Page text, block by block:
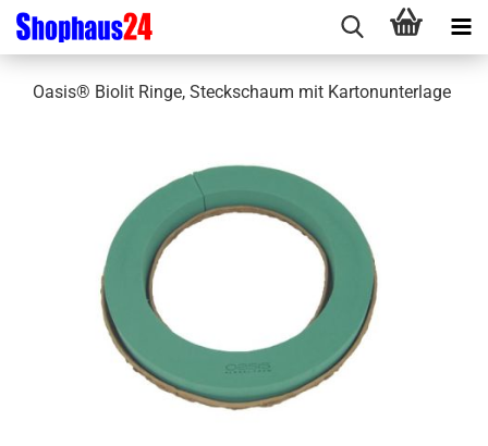
Oasis® Biolit Ringe, Steckschaum mit Kartonunterlage